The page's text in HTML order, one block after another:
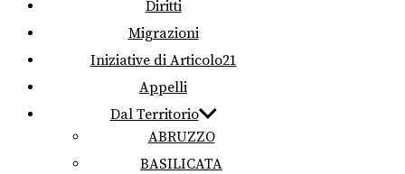
Diritti
Migrazioni
Iniziative di Articolo21
Appelli
Dal Territorio
ABRUZZO
BASILICATA